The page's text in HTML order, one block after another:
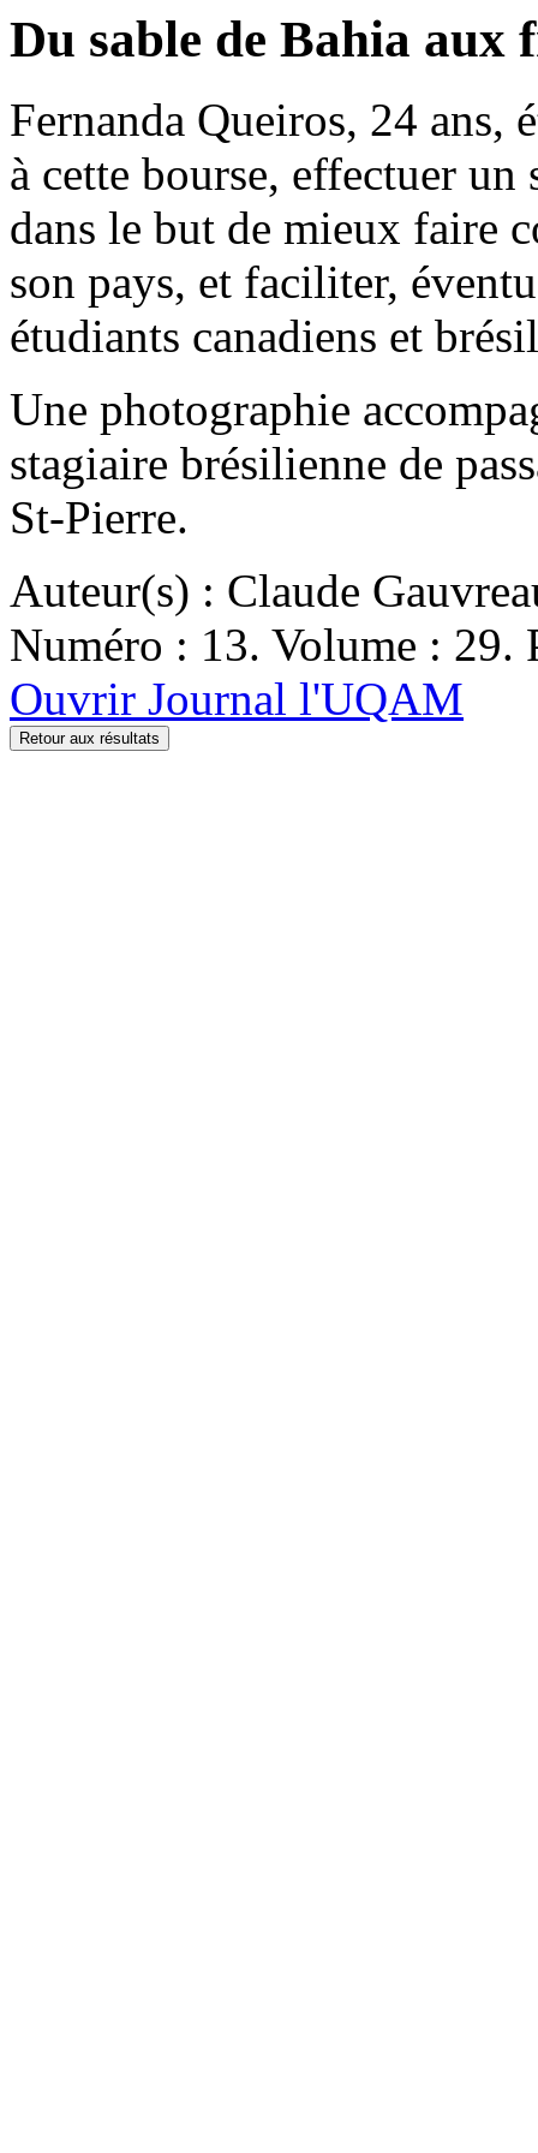
Du sable de Bahia aux
Fernanda Queiros, 24 ans,
à cette bourse, effectuer
dans le but de mieux faire
son pays, et faciliter,
étudiants canadiens et
Une photographie
stagiaire brésilienne de
St-Pierre.
Auteur(s) : Claude
Numéro : 13. Volume : 29.
Ouvrir Journal l'UQAM
Retour aux résultats